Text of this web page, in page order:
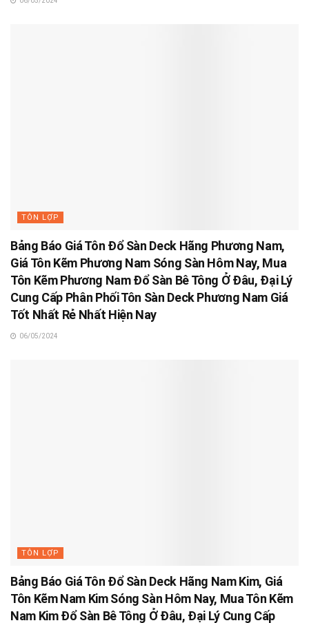
TÔN LỢP
Bảng Báo Giá Tôn Đổ Sàn Deck Hãng Phương Nam,
Giá Tôn Kẽm Phương Nam Sóng Sàn Hôm Nay, Mua
Tôn Kẽm Phương Nam Đổ Sàn Bê Tông Ở Đâu, Đại Lý
Cung Cấp Phân Phối Tôn Sàn Deck Phương Nam Giá
Tốt Nhất Rẻ Nhất Hiện Nay
06/05/2024
TÔN LỢP
Bảng Báo Giá Tôn Đổ Sàn Deck Hãng Nam Kim, Giá
Tôn Kẽm Nam Kim Sóng Sàn Hôm Nay, Mua Tôn Kẽm
Nam Kim Đổ Sàn Bê Tông Ở Đâu, Đại Lý Cung Cấp